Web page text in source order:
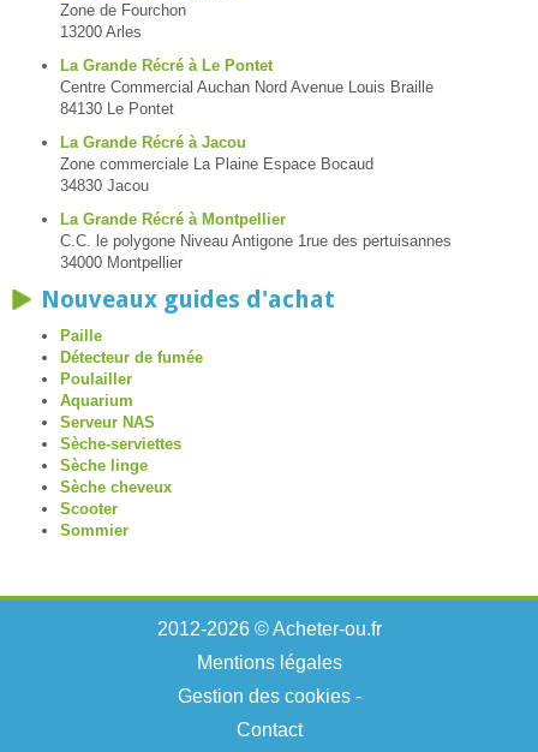
Zone de Fourchon
13200 Arles
La Grande Récré à Le Pontet
Centre Commercial Auchan Nord Avenue Louis Braille
84130 Le Pontet
La Grande Récré à Jacou
Zone commerciale La Plaine Espace Bocaud
34830 Jacou
La Grande Récré à Montpellier
C.C. le polygone Niveau Antigone 1rue des pertuisannes
34000 Montpellier
Nouveaux guides d'achat
Paille
Détecteur de fumée
Poulailler
Aquarium
Serveur NAS
Sèche-serviettes
Sèche linge
Sèche cheveux
Scooter
Sommier
2012-2026 © Acheter-ou.fr
Mentions légales
Gestion des cookies-
Contact